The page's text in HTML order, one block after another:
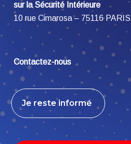
sur la Sécurité Intérieure
10 rue Cimarosa – 75116 PARIS
Contactez-nous
Je reste informé